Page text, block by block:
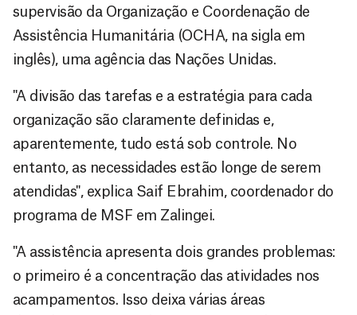
supervisão da Organização e Coordenação de
Assistência Humanitária (OCHA, na sigla em
inglês), uma agência das Nações Unidas.
"A divisão das tarefas e a estratégia para cada
organização são claramente definidas e,
aparentemente, tudo está sob controle. No
entanto, as necessidades estão longe de serem
atendidas", explica Saif Ebrahim, coordenador do
programa de MSF em Zalingei.
"A assistência apresenta dois grandes problemas:
o primeiro é a concentração das atividades nos
acampamentos. Isso deixa várias áreas